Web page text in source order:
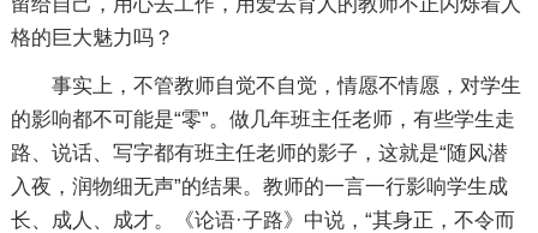
格的巨大魅力吗？
事实上，不管教师自觉不自觉，情愿不情愿，对学生
的影响都不可能是“零”。做几年班主任老师，有些学生走
路、说话、写字都有班主任老师的影子，这就是“随风潜
入夜，润物细无声”的结果。教师的一言一行影响学生成
长、成人、成才。《论语·子路》中说，“其身正，不令而